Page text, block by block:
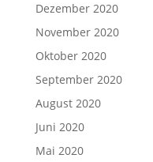
Dezember 2020
November 2020
Oktober 2020
September 2020
August 2020
Juni 2020
Mai 2020